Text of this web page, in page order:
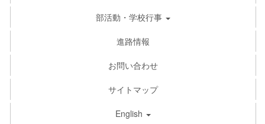
部活動・学校行事
進路情報
お問い合わせ
サイトマップ
English